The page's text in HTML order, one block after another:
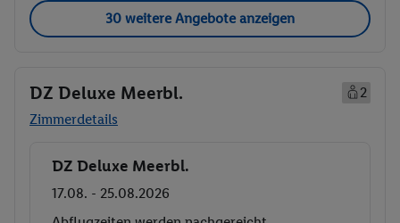
30 weitere Angebote anzeigen
DZ Deluxe Meerbl.
2
Zimmerdetails
Buchen
DZ Deluxe Meerbl.
17.08. - 25.08.2026